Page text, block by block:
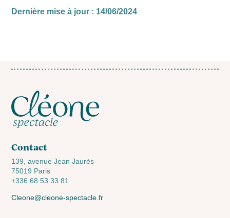
Dernière mise à jour : 14/06/2024
Contact
139, avenue Jean Jaurès
75019 Paris
+336 68 53 33 81
Cleone@cleone-spectacle.fr